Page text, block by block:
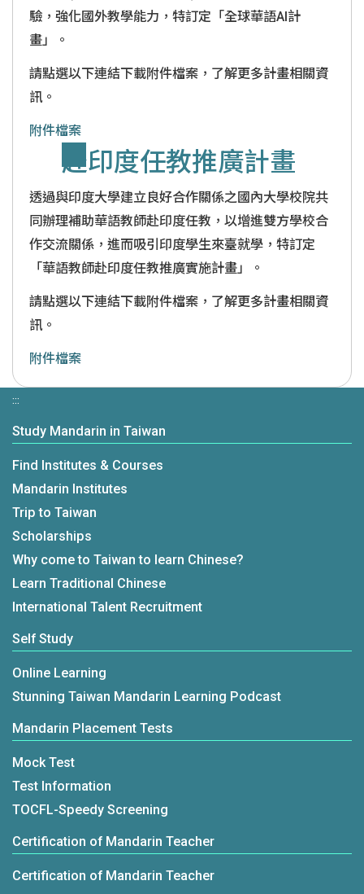
驗，強化國外教學能力，特訂定「全球華語AI計
畫」。
請點選以下連結下載附件檔案，了解更多計畫相關資
訊。
附件檔案
赴印度任教推廣計畫
透過與印度大學建立良好合作關係之國內大學校院共
同辦理補助華語教師赴印度任教，以增進雙方學校合
作交流關係，進而吸引印度學生來臺就學，特訂定
「華語教師赴印度任教推廣實施計畫」。
請點選以下連結下載附件檔案，了解更多計畫相關資
訊。
附件檔案
:::
Study Mandarin in Taiwan
Find Institutes & Courses
Mandarin Institutes
Trip to Taiwan
Scholarships
Why come to Taiwan to learn Chinese?
Learn Traditional Chinese
International Talent Recruitment
Self Study
Online Learning
Stunning Taiwan Mandarin Learning Podcast
Mandarin Placement Tests
Mock Test
Test Information
TOCFL-Speedy Screening
Certification of Mandarin Teacher
Certification of Mandarin Teacher